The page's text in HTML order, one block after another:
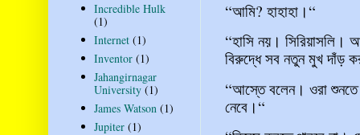
“আমি? হাহাহা।“
“হাসি নয়। সিরিয়াসলি।
বিরুদ্ধে সব নতুন মুখ দাঁড়
“আস্তে বলেন। ওরা শুনতে
নেবে।“
Incredible Hulk
(1)
Internet (1)
Inventor (1)
Jahangirnagar
University (1)
James Watson (1)
Jupiter (1)